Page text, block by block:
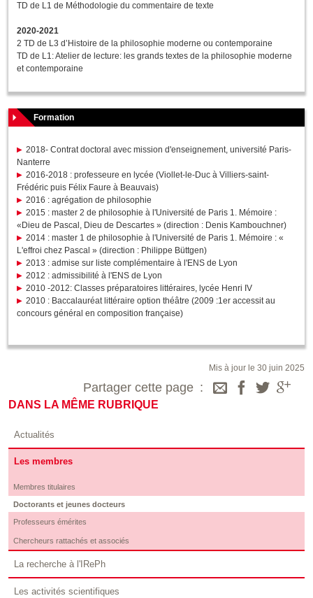
TD de L1 de Méthodologie du commentaire de texte
2020-2021
2 TD de L3 d’Histoire de la philosophie moderne ou contemporaine
TD de L1: Atelier de lecture: les grands textes de la philosophie moderne
et contemporaine
Formation
2018- Contrat doctoral avec mission d'enseignement, université Paris-
Nanterre
2016-2018 : professeure en lycée (Viollet-le-Duc à Villiers-saint-
Frédéric puis Félix Faure à Beauvais)
2016 : agrégation de philosophie
2015 : master 2 de philosophie à l'Université de Paris 1. Mémoire :
«Dieu de Pascal, Dieu de Descartes » (direction : Denis Kambouchner)
2014 : master 1 de philosophie à l'Université de Paris 1. Mémoire : «
L'effroi chez Pascal » (direction : Philippe Büttgen)
2013 : admise sur liste complémentaire à l'ENS de Lyon
2012 : admissibilité à l'ENS de Lyon
2010 -2012: Classes préparatoires littéraires, lycée Henri IV
2010 : Baccalauréat littéraire option théâtre (2009 :1er accessit au
concours général en composition française)
Mis à jour le 30 juin 2025
Partager cette page
DANS LA MÊME RUBRIQUE
Actualités
Les membres
Membres titulaires
Doctorants et jeunes docteurs
Professeurs émérites
Chercheurs rattachés et associés
La recherche à l'IRePh
Les activités scientifiques